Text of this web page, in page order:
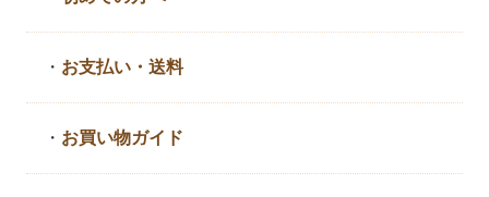
・ お支払い・送料
・ お買い物ガイド